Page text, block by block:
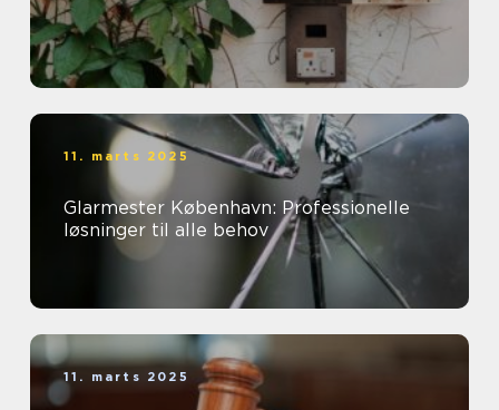
11. marts 2025
Glarmester København: Professionelle
løsninger til alle behov
11. marts 2025